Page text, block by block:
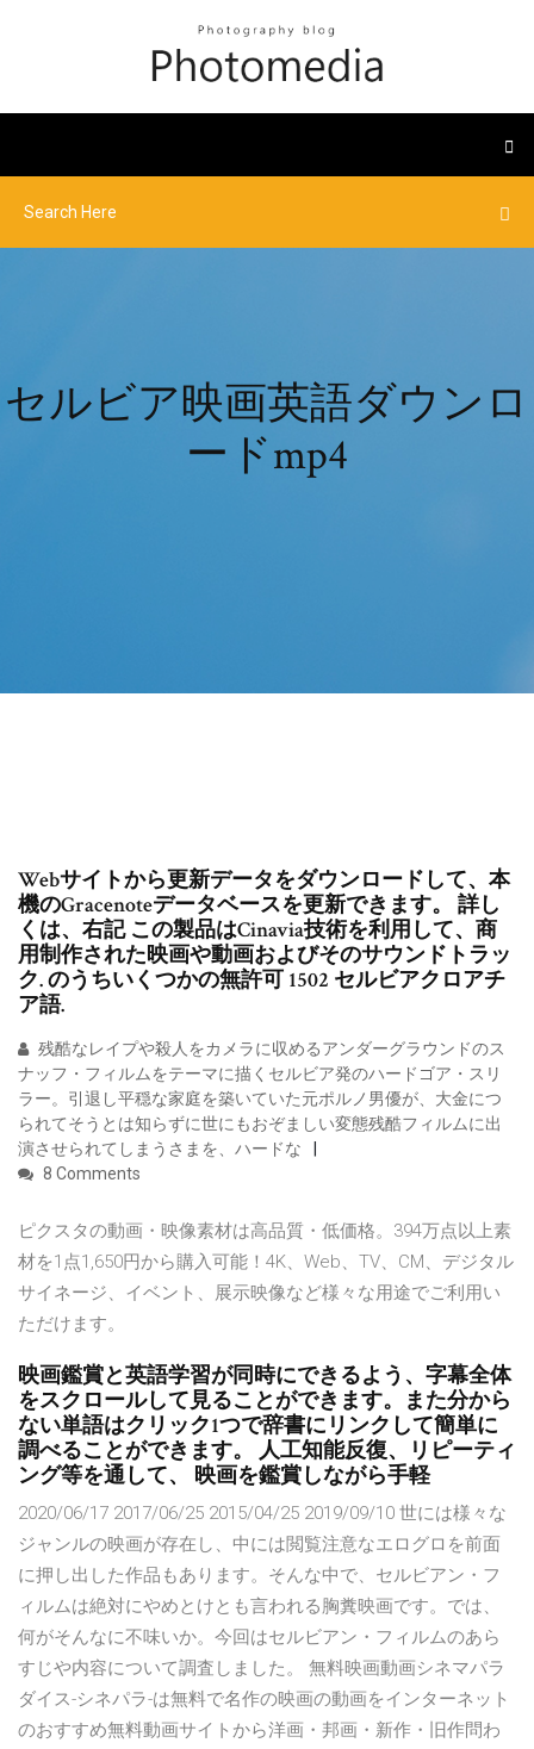
セルビア映画英語ダウンロ
ードmp4
Webサイトから更新データをダウンロードして、本
機のGracenoteデータベースを更新できます。 詳し
くは、右記 この製品はCinavia技術を利用して、商
用制作された映画や動画およびそのサウンドトラッ
ク. のうちいくつかの無許可 1502 セルビアクロアチ
ア語.
残酷なレイプや殺人をカメラに収めるアンダーグラウンドのス
ナッフ・フィルムをテーマに描くセルビア発のハードゴア・スリ
ラー。引退し平穏な家庭を築いていた元ポルノ男優が、大金につ
られてそうとは知らずに世にもおぞましい変態残酷フィルムに出
演させられてしまうさまを、ハードな
8 Comments
ピクスタの動画・映像素材は高品質・低価格。394万点以上素
材を1点1,650円から購入可能！4K、Web、TV、CM、デジタル
サイネージ、イベント、展示映像など様々な用途でご利用い
ただけます。
映画鑑賞と英語学習が同時にできるよう、字幕全体
をスクロールして見ることができます。また分から
ない単語はクリック1つで辞書にリンクして簡単に
調べることができます。 人工知能反復、リピーティ
ング等を通して、 映画を鑑賞しながら手軽
2020/06/17 2017/06/25 2015/04/25 2019/09/10 世には様々な
ジャンルの映画が存在し、中には閲覧注意なエログロを前面
に押し出した作品もあります。そんな中で、セルビアン・フ
ィルムは絶対にやめとけとも言われる胸糞映画です。では、
何がそんなに不味いか。今回はセルビアン・フィルムのあら
すじや内容について調査しました。 無料映画動画シネマパラ
ダイス-シネパラ-は無料で名作の映画の動画をインターネット
のおすすめ無料動画サイトから洋画・邦画・新作・旧作問わ